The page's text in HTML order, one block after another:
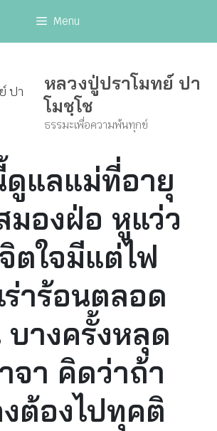
Menu
หลวงปู่ปราโมทย์ ปา
โมชฺโช
ธรรมะเพื่อความพ้นทุกข์
แลแม่ที่อายุ
มองฝ่อ หูแว่ว
ตใจมีแต่ไฟ
ร่าร้อนตลอด
บางครั้งหลุด
จา คิดว่าถ้า
ต้องไปทุคติ